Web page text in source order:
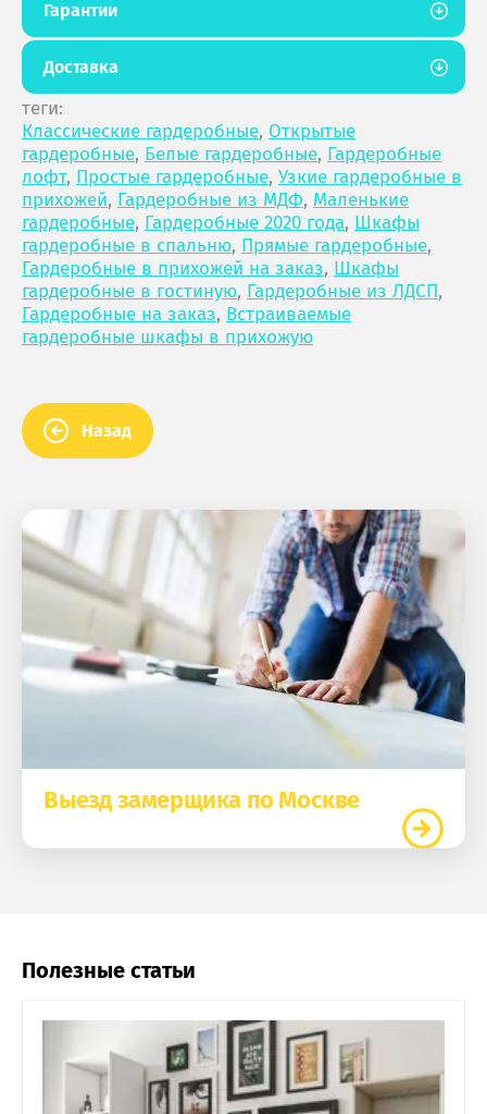
Гарантии
Доставка
теги:
Классические гардеробные, Открытые
гардеробные, Белые гардеробные, Гардеробные
лофт, Простые гардеробные, Узкие гардеробные в
прихожей, Гардеробные из МДФ, Маленькие
гардеробные, Гардеробные 2020 года, Шкафы
гардеробные в спальню, Прямые гардеробные,
Гардеробные в прихожей на заказ, Шкафы
гардеробные в гостиную, Гардеробные из ЛДСП,
Гардеробные на заказ, Встраиваемые
гардеробные шкафы в прихожую
Назад
Выезд замерщика по Москве
Полезные статьи